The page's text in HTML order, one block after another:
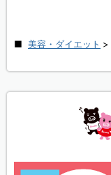
美容・ダイエット >